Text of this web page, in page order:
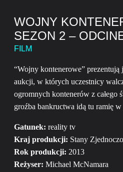
WOJNY
SEZON 2 –
FILM
“Wojny kontenerowe” prezentują
aukcji, w których uczestnicy
ogromnych kontenerów z całego
groźba bankructwa idą tu ramię w
Gatunek: reality tv
Kraj produkcji: Stany
Rok produkcji: 2013
Reżyser: Michael McNamara